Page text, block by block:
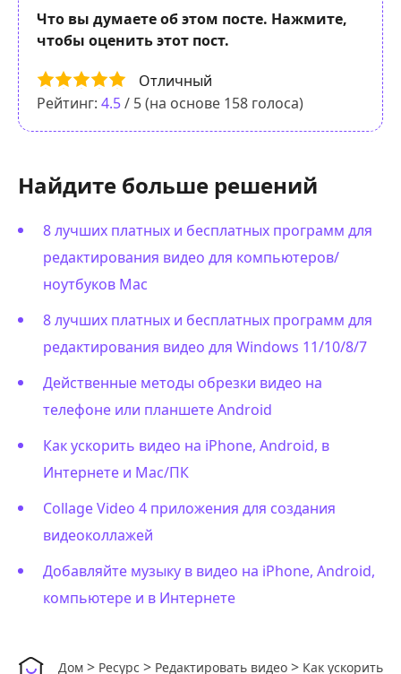
Что вы думаете об этом посте. Нажмите,
чтобы оценить этот пост.
Отличный
Рейтинг: 4.5/ 5 (на основе 158 голоса)
Найдите больше решений
8 лучших платных и бесплатных программ для
редактирования видео для компьютеров/
ноутбуков Mac
8 лучших платных и бесплатных программ для
редактирования видео для Windows 11/10/8/7
Действенные методы обрезки видео на
телефоне или планшете Android
Как ускорить видео на iPhone, Android, в
Интернете и Mac/ПК
Collage Video 4 приложения для создания
видеоколлажей
Добавляйте музыку в видео на iPhone, Android,
компьютере и в Интернете
Дом > Ресурс > Редактировать видео > Как ускорить